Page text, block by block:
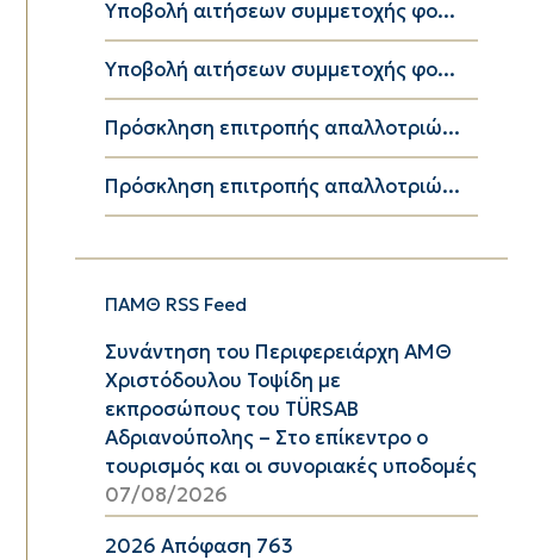
Υποβολή αιτήσεων συμμετοχής φο...
Υποβολή αιτήσεων συμμετοχής φο...
Πρόσκληση επιτροπής απαλλοτριώ...
Πρόσκληση επιτροπής απαλλοτριώ...
ΠΑΜΘ RSS Feed
Συνάντηση του Περιφερειάρχη ΑΜΘ
Χριστόδουλου Τοψίδη με
εκπροσώπους του TÜRSAB
Αδριανούπολης – Στο επίκεντρο ο
τουρισμός και οι συνοριακές υποδομές
07/08/2026
2026 Απόφαση 763